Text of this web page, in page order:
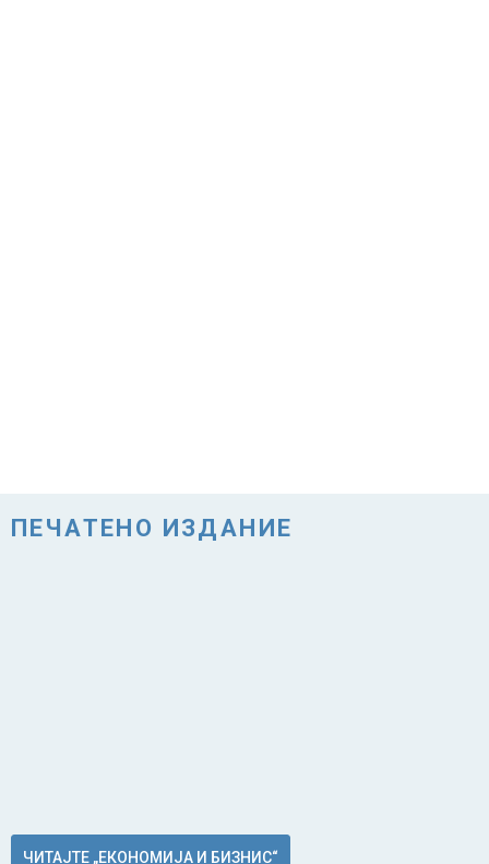
ПЕЧАТЕНО ИЗДАНИЕ
ЧИТАЈТЕ „ЕКОНОМИЈА И БИЗНИС“